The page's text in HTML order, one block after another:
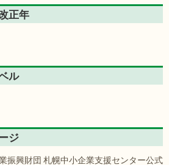
正年
ル
ジ
振興財団 札幌中小企業支援センター公式